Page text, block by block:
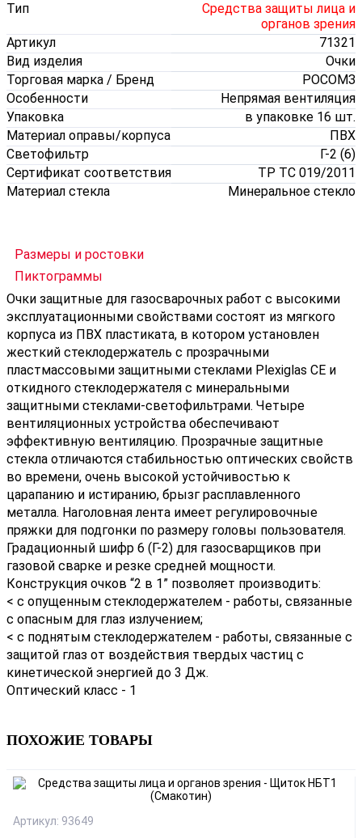
Тип
Средства защиты лица и
органов зрения
Артикул
71321
Вид изделия
Очки
Торговая марка / Бренд
РОСОМЗ
Особенности
Непрямая вентиляция
Упаковка
в упаковке 16 шт.
Материал оправы/корпуса
ПВХ
Светофильтр
Г-2 (6)
Сертификат соответствия
ТР ТС 019/2011
Материал стекла
Минеральное стекло
Размеры и ростовки
Пиктограммы
Очки защитные для газосварочных работ с высокими
эксплуатационными свойствами состоят из мягкого
корпуса из ПВХ пластиката, в котором установлен
жесткий стеклодержатель с прозрачными
пластмассовыми защитными стеклами Plexiglas CE и
откидного стеклодержателя с минеральными
защитными стеклами-светофильтрами. Четыре
вентиляционных устройства обеспечивают
эффективную вентиляцию. Прозрачные защитные
стекла отличаются стабильностью оптических свойств
во времени, очень высокой устойчивостью к
царапанию и истиранию, брызг расплавленного
металла. Наголовная лента имеет регулировочные
пряжки для подгонки по размеру головы пользователя.
Градационный шифр 6 (Г-2) для газосварщиков при
газовой сварке и резке средней мощности.
Конструкция очков “2 в 1” позволяет производить:
< с опущенным стеклодержателем - работы, связанные
с опасным для глаз излучением;
< с поднятым стеклодержателем - работы, связанные с
защитой глаз от воздействия твердых частиц с
кинетической энергией до 3 Дж.
Оптический класс - 1
ПОХОЖИЕ ТОВАРЫ
Артикул: 93649